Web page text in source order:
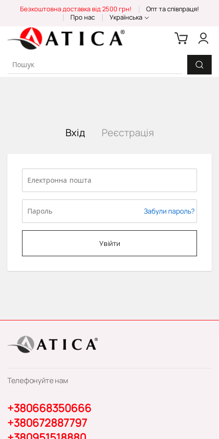
Content
Безкоштовна доставка від 2500 грн!
Опт та співпраця!
Про нас
Українська
Вхід Реєстрація
Забули пароль?
Увійти
Телефонуйте нам
+380668350666
+380672887797